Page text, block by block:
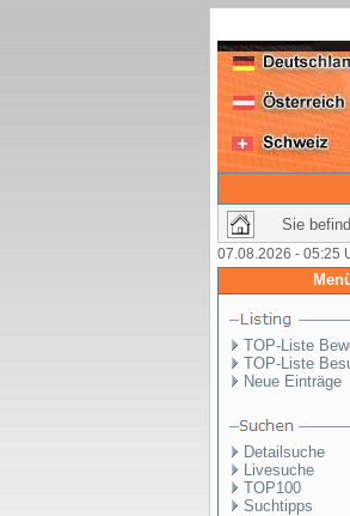
Sie
07.08.2026 - 05:25
TOP-Liste
TOP-Liste
Neue Einträge
Detailsuche
Livesuche
TOP100
Suchtipps